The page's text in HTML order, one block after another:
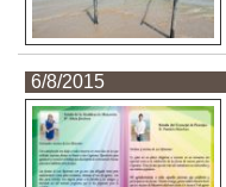
6/8/2015